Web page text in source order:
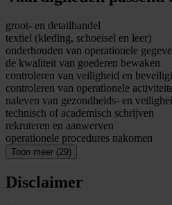
groot- en detailhandel
textiel (kleding, schoeisel en leer)
onderhouden van operationele
de kwaliteit van goederen bewaken
controleren van veiligheid en
controleren van operationele
naleven van gezondheids- en
technisch of academisch schrijven
rekruteren en aanwerven
operationele procedures nakomen
Toon meer (29)
Disclaimer